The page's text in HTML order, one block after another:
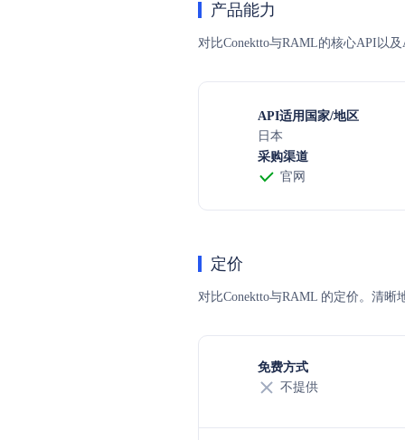
产品能力
对比Conektto与RAML的核心API以
API适用国家/地区
日本
采购渠道
官网
定价
对比Conektto与RAML 的定价。清
免费方式
不提供